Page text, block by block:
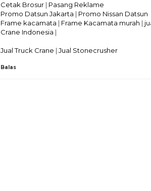
Cetak Brosur | Pasang Reklame
Promo Datsun Jakarta | Promo Nissan Datsun
Frame kacamata | Frame Kacamata murah |
Crane Indonesia |
Jual Truck Crane | Jual Stonecrusher
Balas